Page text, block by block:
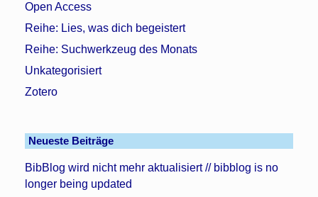
Open Access
Reihe: Lies, was dich begeistert
Reihe: Suchwerkzeug des Monats
Unkategorisiert
Zotero
Neueste Beiträge
BibBlog wird nicht mehr aktualisiert // bibblog is no
longer being updated